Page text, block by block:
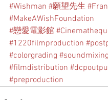
#Wishman #願望先生
#MakeAWishFoundation
#戀愛電影館
#1220filmproduction
#colorgrading #soundmixing
#filmdistribution
#preproduction